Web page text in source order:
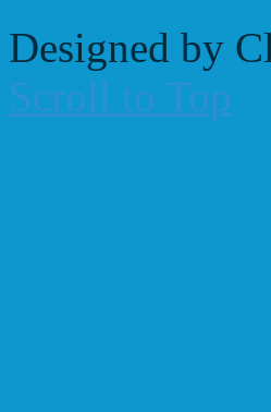
Designed by
Scroll to Top